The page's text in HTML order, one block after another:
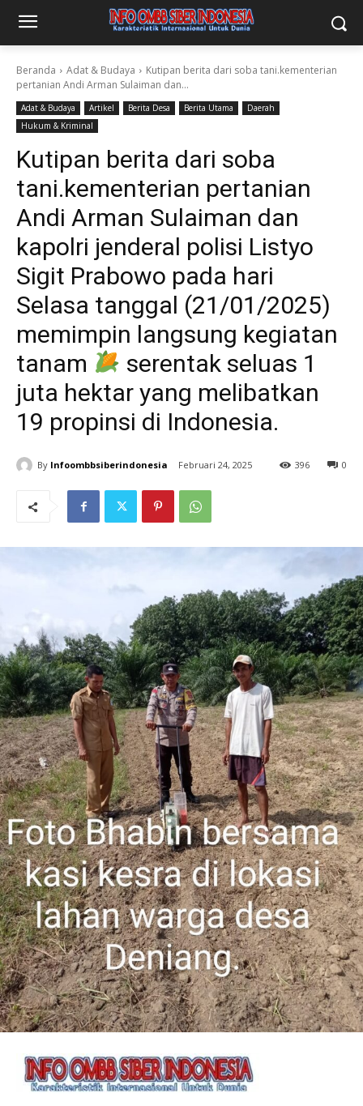
Beranda Adat & Budaya
Kutipan berita dari soba tani.kementerian
pertanian Andi Arman Sulaiman dan...
Adat & Budaya Artikel Berita Desa Berita Utama
Daerah
Hukum & Kriminal
Kutipan berita dari soba
tani.kementerian pertanian
Andi Arman Sulaiman dan
kapolri jenderal polisi Listyo
Sigit Prabowo pada hari
Selasa tanggal (21/01/2025)
memimpin langsung kegiatan
tanam
serentak seluas 1
juta hektar yang melibatkan
19 propinsi di Indonesia.
By Infoombbsiberindonesia Februari 24, 2025 0
396